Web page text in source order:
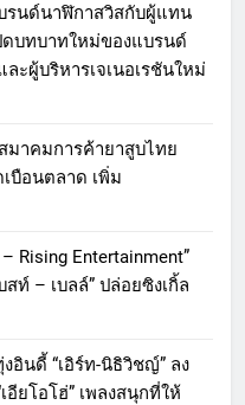
รนด์นาฬิกาสวิสกับผู้แทน
ดบทบาทใหม่ของแบรนด์
ะผู้บริหารเจเนอเรชันใหม่
มาคมการค้ายาสูบไทย
บือนตลาด เพิ่ม
Rising Entertainment”
ท์ – เบลล์” ปล่อยซิงเกิ้ล
อินดี้ “เอิร์ท-นิธิวิชญ์” ลง
ยโอโฮ่” เพลงสนุกที่ให้